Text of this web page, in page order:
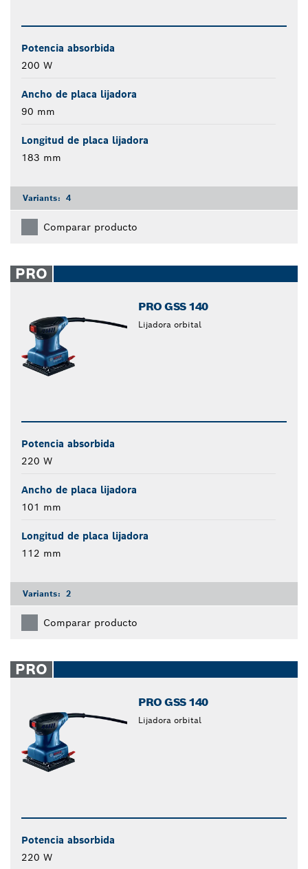
Potencia absorbida
200 W
Ancho de placa lijadora
90 mm
Longitud de placa lijadora
183 mm
Variants: 4
Comparar producto
PRO
PRO GSS 140
Lijadora orbital
Potencia absorbida
220 W
Ancho de placa lijadora
101 mm
Longitud de placa lijadora
112 mm
Variants: 2
Comparar producto
PRO
PRO GSS 140
Lijadora orbital
Potencia absorbida
220 W